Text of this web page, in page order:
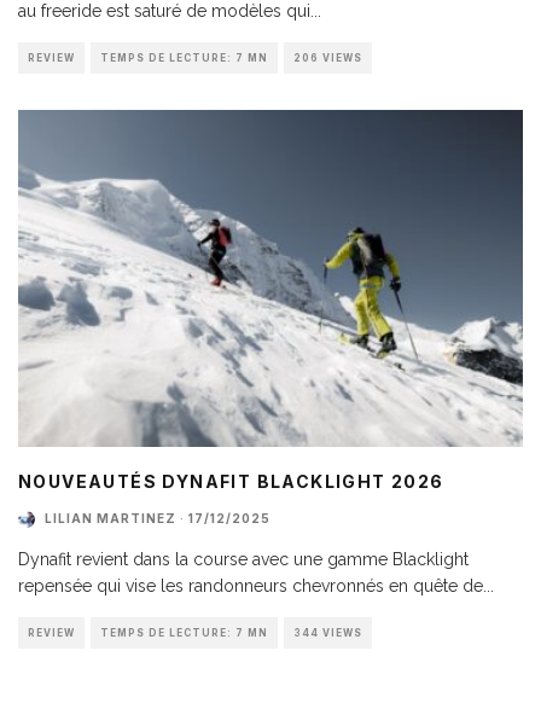
au freeride est saturé de modèles qui
REVIEW TEMPS DE LECTURE: 7 MN 206 VIEWS
NOUVEAUTÉS DYNAFIT BLACKLIGHT 2026
LILIAN MARTINEZ · 17/12/2025
Dynafit revient dans la course avec une gamme Blacklight
repensée qui vise les randonneurs chevronnés en quête de
REVIEW TEMPS DE LECTURE: 7 MN 344 VIEWS